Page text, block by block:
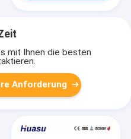
mit Ihnen die besten
Anforderung